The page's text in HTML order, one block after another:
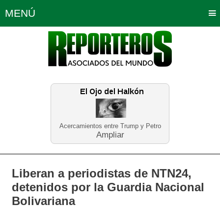
Acercamientos entre Trump y Petro
Ampliar
MENÚ
Política Opinión Bogotá
Planeta Tierra Deportes
Educación Neira
Liberan a periodistas de NTN24,
detenidos por la Guardia Nacional
Bolivariana